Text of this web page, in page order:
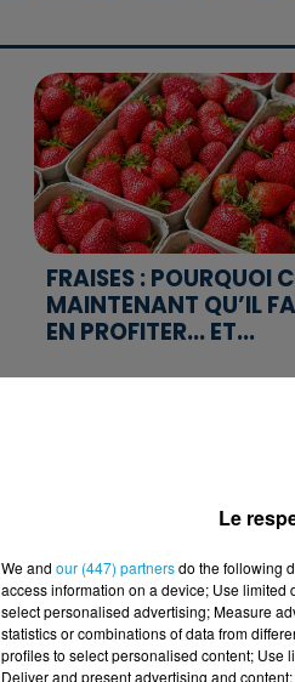
FRAISES : POURQUOI
MAINTENANT QU’IL
EN PROFITER... ET...
GUERRE AU MOYEN-
ORIENT : FAUT-IL
CRAINDRE UN
Le
We and our (447) partnersdo the following
access information on a device; Use
select personalised advertising; Measure
statistics or combinations of data from
profiles to select personalised content; Use
Deliver and present advertising and